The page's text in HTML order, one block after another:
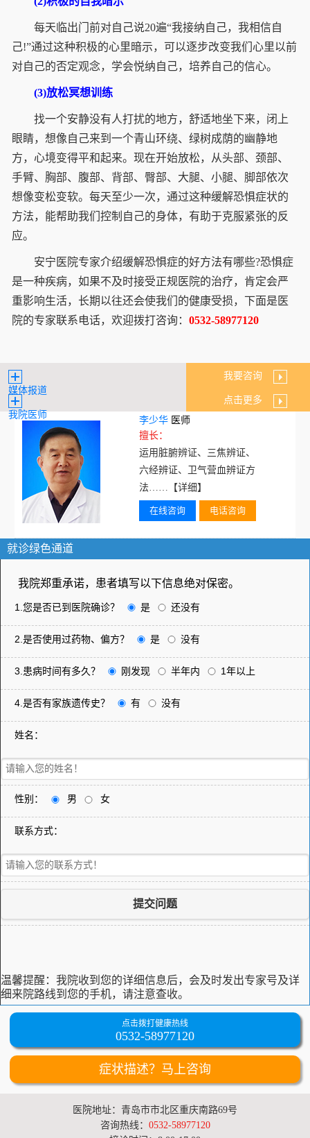
每天临出门前对自己说20遍“我接纳自己，我相信自
己!”通过这种积极的心里暗示，可以逐步改变我们心里以前
对自己的否定观念，学会悦纳自己，培养自己的信心。
(3)放松冥想训练
找一个安静没有人打扰的地方，舒适地坐下来，闭上
眼睛，想像自己来到一个青山环绕、绿树成荫的幽静地
方，心境变得平和起来。现在开始放松，从头部、颈部、
手臂、胸部、腹部、背部、臀部、大腿、小腿、脚部依次
想像变松变软。每天至少一次，通过这种缓解恐惧症状的
方法，能帮助我们控制自己的身体，有助于克服紧张的反
应。
安宁医院专家介绍缓解恐惧症的好方法有哪些?恐惧症
是一种疾病，如果不及时接受正规医院的治疗，肯定会严
重影响生活，长期以往还会使我们的健康受损，下面是医
院的专家联系电话，欢迎拨打咨询： 0532-58977120
媒体报道
我要咨询
我院医师
点击更多
李少华 医师
擅长：
运用脏腑辨证、三焦辨证、
六经辨证、卫气营血辨证方
法……
【详细】
在线咨询 电话咨询
就诊绿色通道
我院郑重承诺，患者填写以下信息绝对保密。
1.您是否已到医院确诊？ 是 还没有
2.是否使用过药物、偏方？ 是 没有
3.患病时间有多久？ 刚发现 半年内 1年以上
4.是否有家族遗传史？ 有 没有
姓名：
性别： 男 女
联系方式：
提交问题
温馨提醒： 我院收到您的详细信息后，会及时发出专家号及详
细来院路线到您的手机，请注意查收。
点击拨打健康热线
0532-58977120
症状描述？马上咨询
医院地址：青岛市市北区重庆南路69号
咨询热线： 0532-58977120